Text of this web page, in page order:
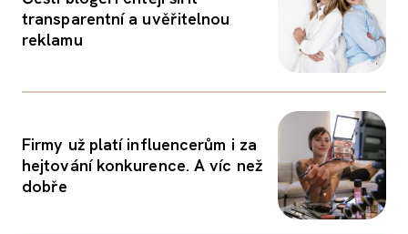
transparentní a uvěřitelnou
reklamu
Firmy už platí influencerům i za
hejtování konkurence. A víc než
dobře